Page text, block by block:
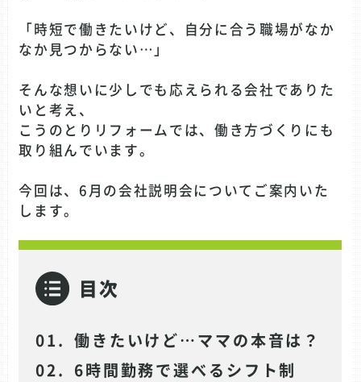
「時短で働きたいけど、自分に合う職場がなか
なか見つからない…」
そんな想いに少しでも応えられる会社でありた
いと考え、
こうのとりリフォームでは、働き方づくりにも
取り組んでいます。
今回は、6月の会社説明会についてご案内いた
します。
目次
働きたいけど…ママの本音は？
6時間勤務で選べるシフト制